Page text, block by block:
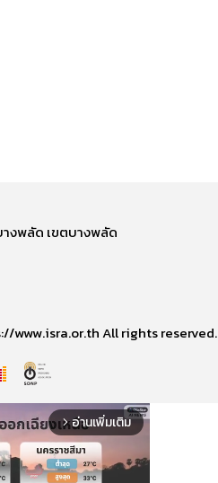
างพลัด เขตบางพลัด
www.isra.or.th All rights reserved.
arrow_forward_ios อ่านเพิ่มเติม